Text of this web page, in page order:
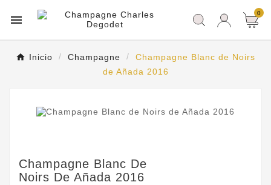
 0
Inicio Champagne
Champagne Blanc de Noirs
de Añada 2016
Champagne Blanc De
Noirs De Añada 2016